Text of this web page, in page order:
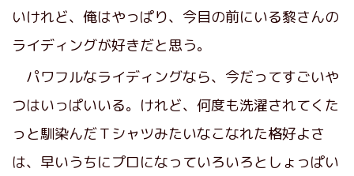
いけれど、俺はやっぱり、今目の前にいる黎さんの
ライディングが好きだと思う。
パワフルなライディングなら、今だってすごいや
つはいっぱいいる。けれど、何度も洗濯されてくた
っと馴染んだＴシャツみたいなこなれた格好よさ
は、早いうちにプロになっていろいろとしょっぱい